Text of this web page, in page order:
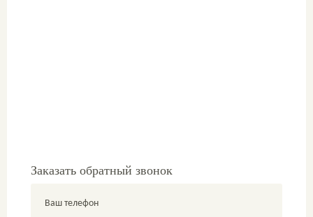
Заказать обратный звонок
Ваш телефон